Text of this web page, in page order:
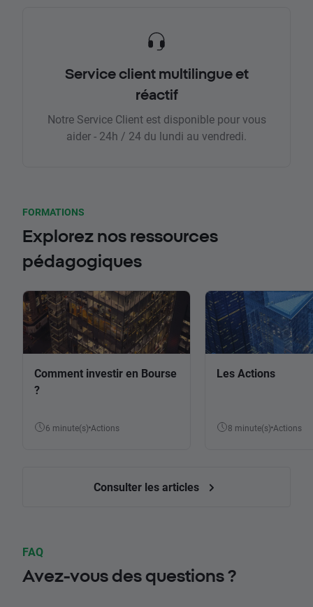
Service client multilingue et
réactif
Notre Service Client est disponible pour vous
aider - 24h / 24 du lundi au vendredi.
FORMATIONS
Explorez nos ressources
pédagogiques
Comment investir en Bourse
?
6 minute(s) Actions
Les Actions
8 minute(s) Actions
Consulter les articles
FAQ
Avez-vous des questions ?